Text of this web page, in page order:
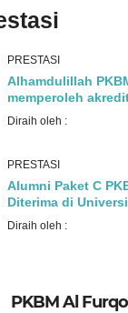
PRESTASI
Alhamdulillah
memperoleh
Diraih oleh :
PRESTASI
Alumni Paket C
Diterima di
Diraih oleh :
PKBM Al